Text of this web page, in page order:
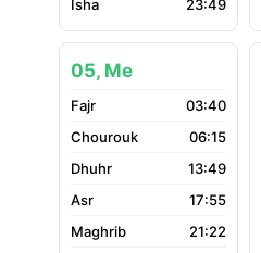
23:49
05, Me
03:40
06:15
13:49
17:55
21:22